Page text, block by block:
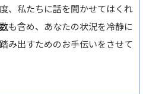
、私たちに話を聞かせてはくれ
も含め、あなたの状況を冷静に
み出すためのお手伝いをさせて